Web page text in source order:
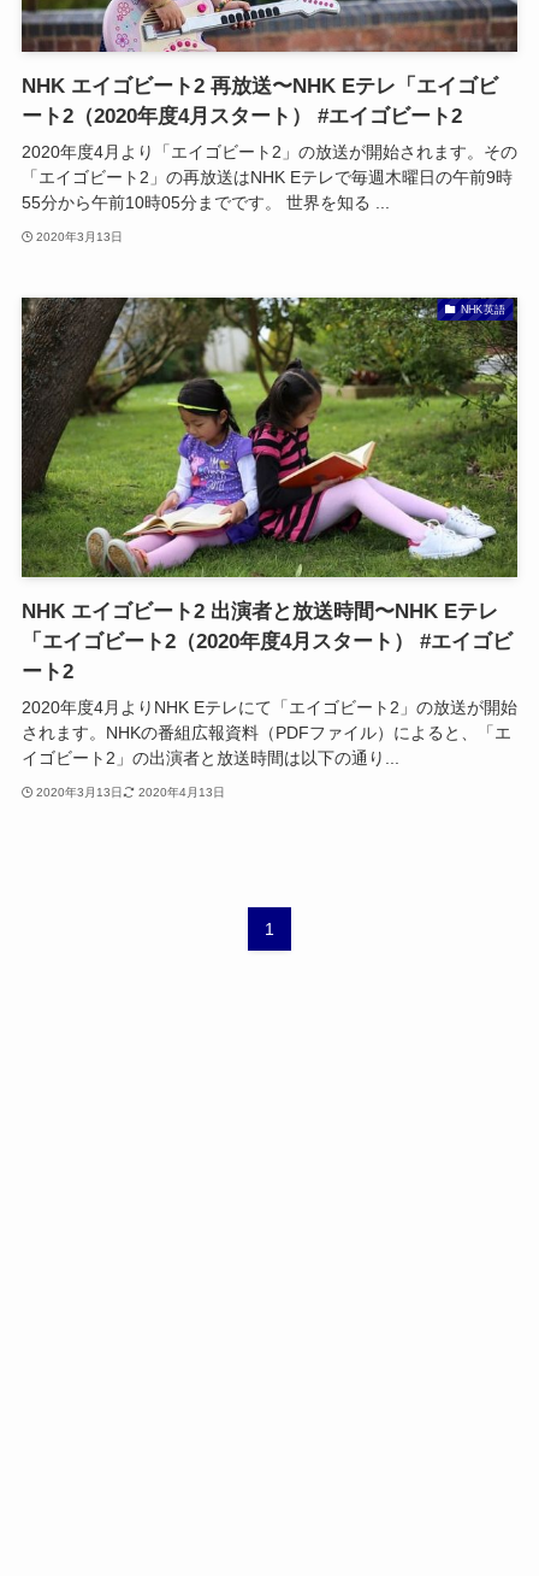
NHK エイゴビート2 再放送〜NHK Eテレ「エイゴビ
ート2（2020年度4月スタート） #エイゴビート2
2020年度4月より「エイゴビート2」の放送が開始されます。その
「エイゴビート2」の再放送はNHK Eテレで毎週木曜日の午前9時
55分から午前10時05分までです。 世界を知る ...
2020年3月13日
NHK英語
NHK エイゴビート2 出演者と放送時間〜NHK Eテレ
「エイゴビート2（2020年度4月スタート） #エイゴビ
ート2
2020年度4月よりNHK Eテレにて「エイゴビート2」の放送が開始
されます。NHKの番組広報資料（PDFファイル）によると、「エ
イゴビート2」の出演者と放送時間は以下の通り...
2020年3月13日 2020年4月13日
1